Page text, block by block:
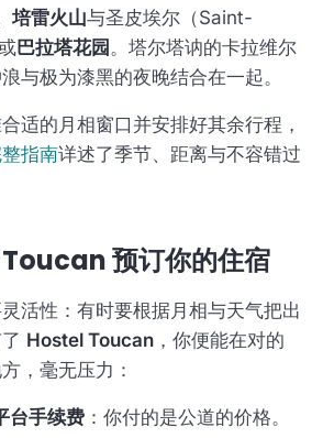
培雷火山与圣皮埃尔（Saint-
巴拉塔花园 。塔尔塔讷的卡拉维尔
与极为漆黑的夜晚结合在一起。
适的月相窗口并安排好其余行程，
指南详述了季节、距离与不容错过
预订你的住宿
活性：有时要根据月相与天气把出
Hostel Toucan ，你便能在对的
，毫无压力：
台手续费 ：你付的是公道的价格。